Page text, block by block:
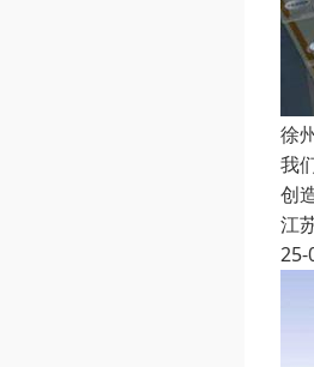
徐
我
创
江
25-